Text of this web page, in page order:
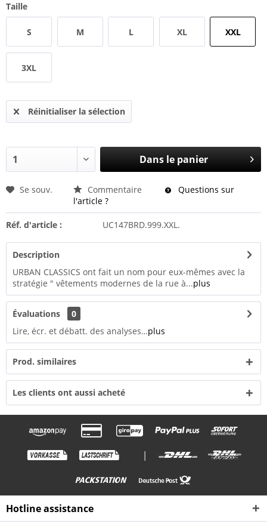
Taille
S M L XL XXL
3XL
Réinitialiser la sélection
Dans le panier
Se souv. Commentaire
Questions sur
l'article ?
Réf. d'article : UC147BRD.999.XXL.
Description
URBAN CLASSICS ont fait un nom pour eux-mêmes avec la
stratégie " vêtements modernes de la rue à...plus
Évaluations
0
Lire, écr. et débatt. des analyses…plus
Prod. similaires
Les clients ont aussi acheté
|
Hotline assistance